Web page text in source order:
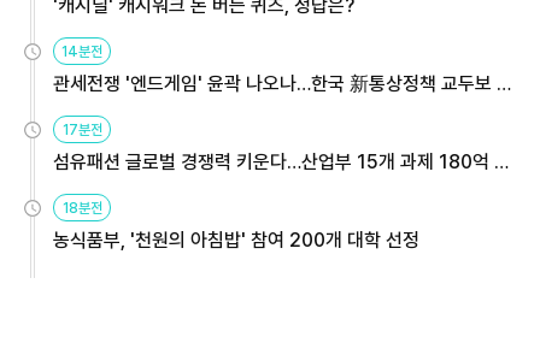
'캐시딜' 캐시워크 돈 버는 퀴즈, 정답은?
14분전
관세전쟁 '엔드게임' 윤곽 나오나…한국 新통상정책 교두보 활
17분전
섬유패션 글로벌 경쟁력 키운다…산업부 15개 과제 180억 지
18분전
농식품부, '천원의 아침밥' 참여 200개 대학 선정